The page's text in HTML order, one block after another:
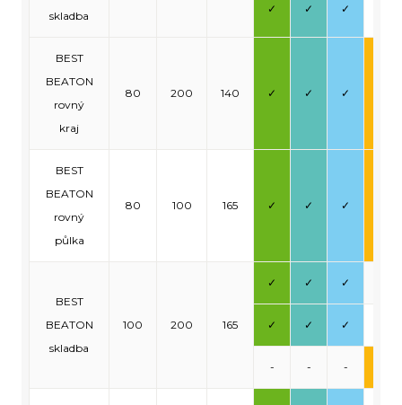
skladba
✓ ✓ ✓
BEST
BEATON
rovný
kraj
80 200 140 ✓ ✓ ✓
BEST
BEATON
rovný
půlka
80 100 165 ✓ ✓ ✓
BEST
BEATON
skladba
100 200 165
✓ ✓ ✓
✓ ✓ ✓
- - -